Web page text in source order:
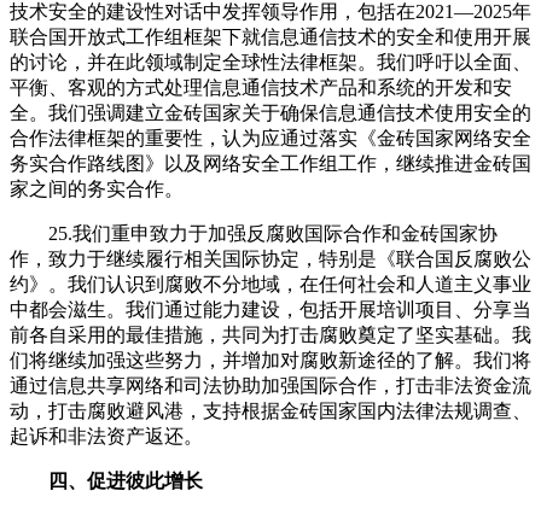
技术安全的建设性对话中发挥领导作用，包括在2021—2025年
联合国开放式工作组框架下就信息通信技术的安全和使用开展
的讨论，并在此领域制定全球性法律框架。我们呼吁以全面、
平衡、客观的方式处理信息通信技术产品和系统的开发和安
全。我们强调建立金砖国家关于确保信息通信技术使用安全的
合作法律框架的重要性，认为应通过落实《金砖国家网络安全
务实合作路线图》以及网络安全工作组工作，继续推进金砖国
家之间的务实合作。
25.我们重申致力于加强反腐败国际合作和金砖国家协
作，致力于继续履行相关国际协定，特别是《联合国反腐败公
约》。我们认识到腐败不分地域，在任何社会和人道主义事业
中都会滋生。我们通过能力建设，包括开展培训项目、分享当
前各自采用的最佳措施，共同为打击腐败奠定了坚实基础。我
们将继续加强这些努力，并增加对腐败新途径的了解。我们将
通过信息共享网络和司法协助加强国际合作，打击非法资金流
动，打击腐败避风港，支持根据金砖国家国内法律法规调查、
起诉和非法资产返还。
四、促进彼此增长